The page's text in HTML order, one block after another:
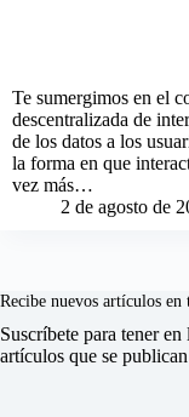
Te sumergimos en el
descentralizada de
de los datos a los
la forma en que
vez más…
2 de agosto de
Recibe nuevos artículos
Suscríbete para tener
artículos que se